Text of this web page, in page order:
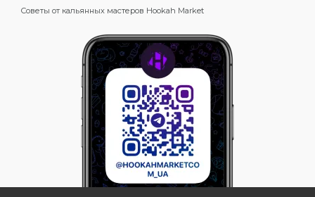
Советы от кальянных мастеров Hookah Market